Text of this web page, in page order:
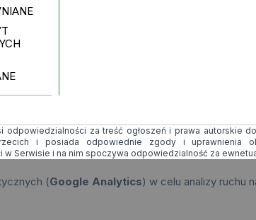
odpowiedzialności za treść ogłoszeń i prawa autorskie
i posiada odpowiednie zgody i uprawnienia
w Serwisie i na nim spoczywa odpowiedzialność za
(Google Analytics) w celu analizy ruchu